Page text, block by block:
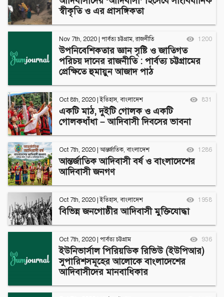
স্বীকৃতি ও এর প্রাসঙ্গিকতা
Nov 7th, 2020 পার্বত্য চট্টগ্রাম,রাজনীতি 1200
উপনিবেশিকতার জ্ঞান সৃষ্টি ও জাতিগত
পরিচয় দানের রাজনীতি : পার্বত্য চট্টগ্রামের
প্রেক্ষিতে হুমায়ুন আজাদ পাঠ
Oct 8th, 2020 |ইতিহাস, বাংলাদেশ 831
একটি মাঠ, দুইটি গোলক ও একটি
গোলকধাঁধা – আদিবাসী দিবসের ভাবনা
Oct 7th, 2020 |আন্তর্জাতিক, বাংলাদেশ 1286
আন্তর্জাতিক আদিবাসী বর্ষ ও বাংলাদেশের
আদিবাসী জনগণ
Oct 7th, 2020 |ইতিহাস, বাংলাদেশ 1958
বিভিন্ন জনগোষ্ঠীর আদিবাসী মুক্তিযোদ্ধা
Oct 7th, 2020 পার্বত্য চট্টগ্রাম 936
ইউনিভার্সাল পিরিয়ডিক রিভিউ (ইউপিআর)
সুপারিশসমূহের আলোকে বাংলাদেশের
আদিবাসীদের মানবাধিকার